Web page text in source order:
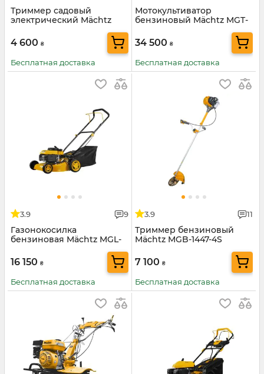
Триммер садовый
электрический Mächtz
4 600 ₴
Бесплатная доставка
Мотокультиватор
бензиновый Mächtz MGT-
34 500 ₴
Бесплатная доставка
3.9 9
Газонокосилка
бензиновая Mächtz MGL-
16 150 ₴
Бесплатная доставка
3.9 11
Триммер бензиновый
Mächtz MGB-1447-4S
7 100 ₴
Бесплатная доставка